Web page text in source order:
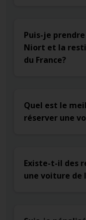
Puis-je
Niort et la
du France?
Quel est le
réserver une
Existe-t-il des
une voiture de